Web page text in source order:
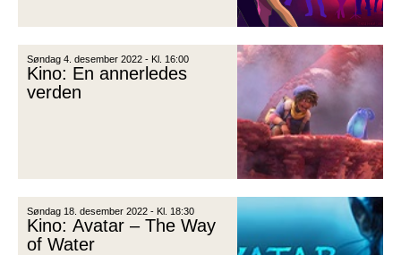
Søndag 4. desember 2022 - Kl. 16:00
Kino: En annerledes
verden
Søndag 18. desember 2022 - Kl. 18:30
Kino: Avatar – The Way
of Water